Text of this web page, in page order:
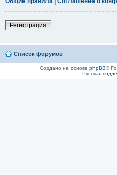
Регистрация
Список форумов
Создано на основе phpBB®
Русская